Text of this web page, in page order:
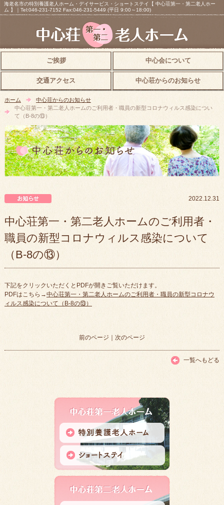
海老名市の特別養護老人ホーム・デイサービス・ショートステイ【 中心荘第一・第二老人ホー
ム 】｜Tel:046-231-7152 Fax:046-231-5449 (平日 9:00～18:00)
ご挨拶 中心会について
交通アクセス 中心荘からのお知らせ
ホーム
中心荘からのお知らせ
中心荘第一・第二老人ホームのご利用者・職員の新型コロナウィルス感染につい
て（B-8の⑬）
2022.12.31
中心荘第一・第二老人ホームのご利用者・
職員の新型コロナウィルス感染について
（B-8の⑬）
下記をクリックいただくとPDFが開きご覧いただけます。
PDFはこちら→中心荘第一・第二老人ホームのご利用者・職員の新型コロナウ
ィルス感染について（B-8の⑬）
前のページ ｜ 次のページ
一覧へもどる